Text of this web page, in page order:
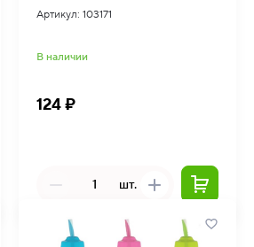
Артикул: 103171
В наличии
124 ₽
шт.